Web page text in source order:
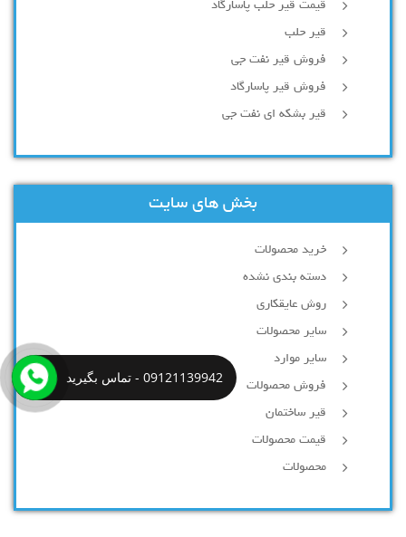
قیمت قیر حلب پاسارگاد
قیر حلب
فروش قیر نفت جی
فروش قیر پاسارگاد
قیر بشکه ای نفت جی
بخش های سایت
خرید محصولات
دسته بندی نشده
روش عایقکاری
سایر محصولات
سایر موارد
فروش محصولات
قیر ساختمان
قیمت محصولات
محصولات
09121139942 - تماس بگیرید